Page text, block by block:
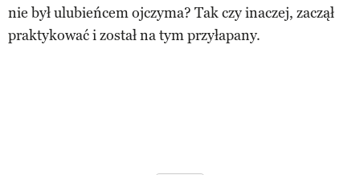
nie był ulubieńcem ojczyma? Tak czy inaczej, zaczął
praktykować i został na tym przyłapany.